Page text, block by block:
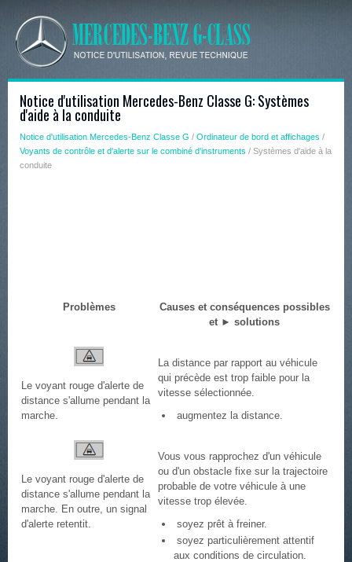
Notice d'utilisation Mercedes-Benz Classe G: Systèmes
d'aide à la conduite
Notice d'utilisation Mercedes-Benz Classe G / Ordinateur de bord et affichages /
Voyants de contrôle et d'alerte sur le combiné d'instruments / Systèmes d'aide à la
conduite
Problèmes
Causes et conséquences possibles
et ► solutions
Le voyant rouge d'alerte de
distance s'allume pendant la
marche.
La distance par rapport au véhicule
qui précède est trop faible pour la
vitesse sélectionnée.
augmentez la distance.
Le voyant rouge d'alerte de
distance s'allume pendant la
marche. En outre, un signal
d'alerte retentit.
Vous vous rapprochez d'un véhicule
ou d'un obstacle fixe sur la trajectoire
probable de votre véhicule à une
vitesse trop élevée.
soyez prêt à freiner.
soyez particulièrement attentif
aux conditions de circulation.